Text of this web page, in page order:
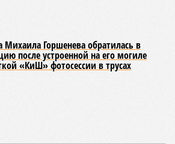
в апреле через портал
было решено более 43 тысяч